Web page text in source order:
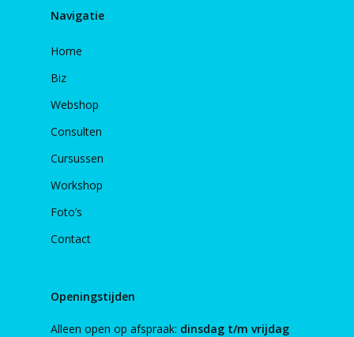
Navigatie
Home
Biz
Webshop
Consulten
Cursussen
Workshop
Foto’s
Contact
Openingstijden
Alleen open op afspraak: dinsdag t/m vrijdag